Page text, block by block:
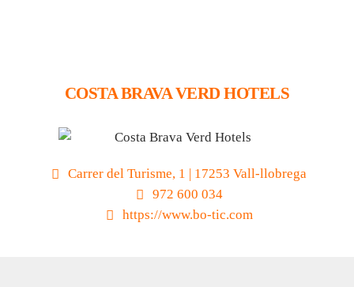
COSTA BRAVA VERD HOTELS
Carrer del Turisme, 1 | 17253 Vall-llobrega
972 600 034
https://www.bo-tic.com